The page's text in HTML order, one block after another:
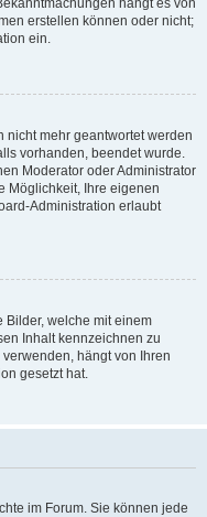
hängt es von
erstellen können oder nicht;
ein.
nicht mehr geantwortet werden
vorhanden, beendet wurde.
Moderator oder Administrator
Möglichkeit, Ihre eigenen
Administration erlaubt
Bilder, welche mit einem
Inhalt kennzeichnen zu
hängt von Ihren
gesetzt hat.
im Forum. Sie können jede